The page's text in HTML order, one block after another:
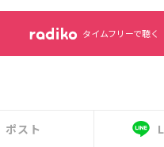
タイムフリーで聴く
ポスト